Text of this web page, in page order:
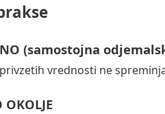
(samostojna
vrednosti ne
OKOLJE